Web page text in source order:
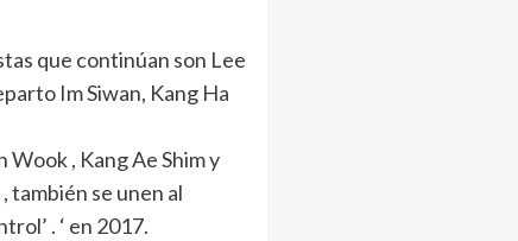
que continúan son Lee
Im Siwan, Kang Ha
Wook , Kang Ae Shim y
también se unen al
. ‘ en 2017.